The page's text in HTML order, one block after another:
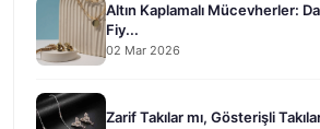
Altın Kaplamalı Mücevherler:
Fiy...
02 Mar 2026
Zarif Takılar mı, Gösterişli